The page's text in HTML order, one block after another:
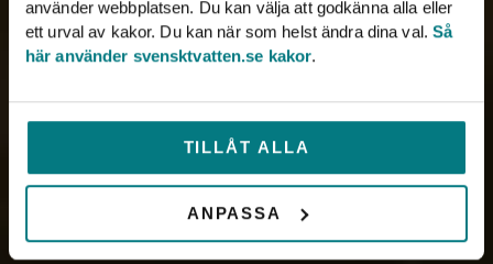
använder webbplatsen. Du kan välja att godkänna alla eller
ett urval av kakor. Du kan när som helst ändra dina val.Så
här använder svensktvatten.se kakor.
TILLÅT ALLA
ANPASSA